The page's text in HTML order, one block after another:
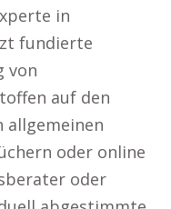
in
fundierte
von
auf den
allgemeinen
oder online
oder